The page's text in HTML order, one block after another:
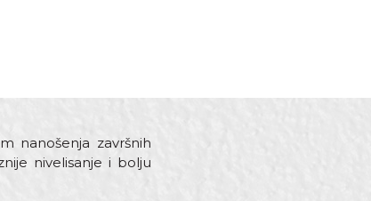
nanošenja završnih
nivelisanje i bolju